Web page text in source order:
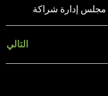
إدارة شراكة
التالي